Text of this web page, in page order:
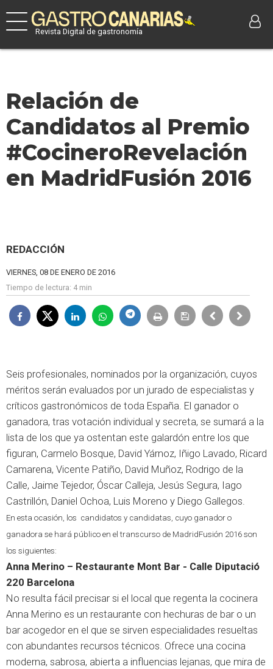
Revista Digital de gastronomía
Relación de
Candidatos al Premio
#CocineroRevelación
en MadridFusión 2016
REDACCIÓN
VIERNES, 08 DE ENERO DE 2016
Tiempo de lectura: 4 min
Seis profesionales, nominados por la organización, cuyos
méritos serán evaluados por un jurado de especialistas y
críticos gastronómicos de toda España. El ganador o
ganadora, tras votación individual y secreta, se sumará a la
lista de los que ya ostentan este galardón entre los que
figuran, Carmelo Bosque, David Yárnoz, Iñigo Lavado, Ricard
Camarena, Vicente Patiño, David Muñoz, Rodrigo de la
Calle, Jaime Tejedor, Óscar Calleja, Jesús Segura, Iago
Castrillón, Daniel Ochoa, Luis Moreno y Diego Gallegos.
En esta ocasión, los candidatos y candidatas, cuyo ganador o
ganadora se hará público en el transcurso de MadridFusión 2016 son
los siguientes:
Anna Merino – Restaurante Mont Bar - Calle Diputació
220 Barcelona
No resulta fácil precisar si el local que regenta la cocinera
Anna Merino es un restaurante con hechuras de bar o un
bar acogedor en el que se sirven especialidades resueltas
con abundantes recursos técnicos. Ofrece una cocina
moderna, sabrosa, abierta a influencias lejanas, que mira de